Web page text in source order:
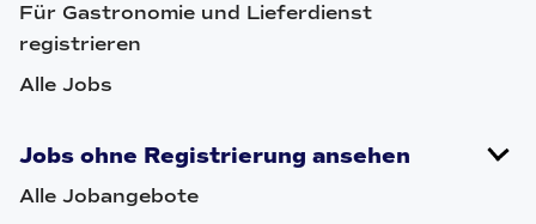
Für Gastronomie und Lieferdienst
registrieren
Alle Jobs
Jobs ohne Registrierung ansehen
Alle Jobangebote